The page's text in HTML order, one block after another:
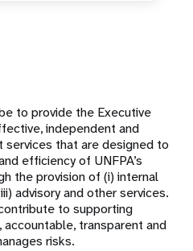
to provide the Executive
independent and
services that are designed to
efficiency of UNFPA’s
the provision of (i) internal
advisory and other services.
to supporting
transparent and
risks.